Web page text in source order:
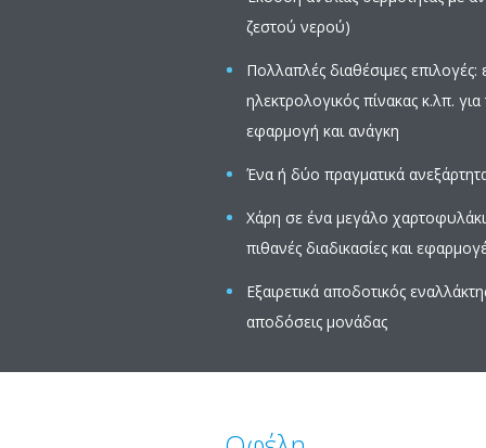
ζεστού νερού)
Πολλαπλές διαθέσιμες
ηλεκτρολογικός πίνακας κ.λπ.
εφαρμογή και ανάγκη
Ένα ή δύο πραγματικά
Χάρη σε ένα μεγάλο
πιθανές διαδικασίες και
Εξαιρετικά αποδοτικός
αποδόσεις μονάδας